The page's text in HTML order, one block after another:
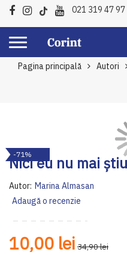
021 319 47 97
Pagina principală Autori
Nici eu nu mai
Autor: Marina Almasan
Adaugă o recenzie
10,00 lei 34,90 lei
to
the
end
of
the
images
-71%